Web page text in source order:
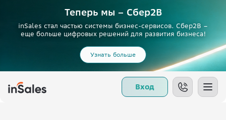
Теперь мы – Сбер2B
inSales стал частью системы бизнес-сервисов. Сбер2В –
еще больше цифровых решений для развития бизнеса!
Узнать больше
Вход